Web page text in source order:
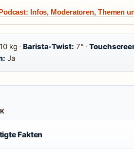
Infos, Moderatoren, Themen
10 kg ·Barista-Twist: 7° ·
Ja
Fakten